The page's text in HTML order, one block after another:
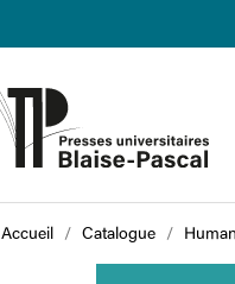
Accueil Catalogue